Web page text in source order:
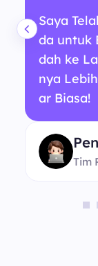
Saya
da untuk
dah ke
nya
ar Biasa!
Tim